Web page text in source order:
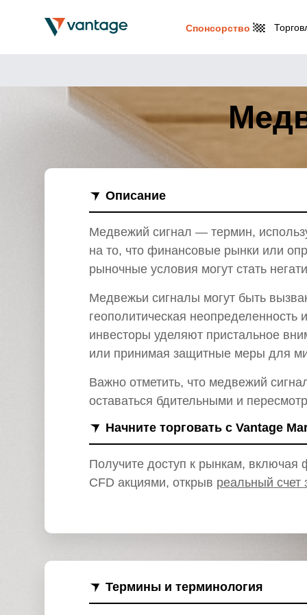
Спонсорство
Описание
Медвежий сигнал — термин,
на то, что финансовые рынки или
рыночные условия могут стать
Медвежьи сигналы могут быть
геополитическая
инвесторы уделяют пристальное
или принимая защитные меры для
Важно отметить, что медвежий
оставаться бдительными и
Начните торговать с Vantage
Получите доступ к рынкам, включая
CFD акциями, открыв реальный счет
Термины и терминология